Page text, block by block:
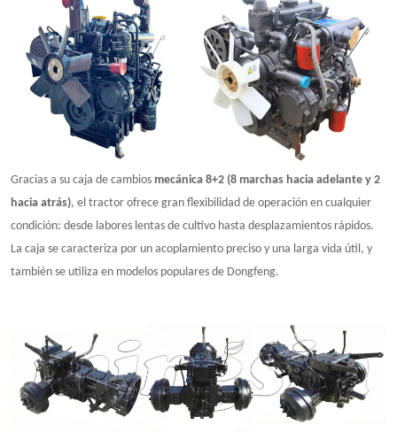
Gracias a su caja de cambios mecánica 8+2 (8 marchas hacia adelante y 2
hacia atrás), el tractor ofrece gran flexibilidad de operación en cualquier
condición: desde labores lentas de cultivo hasta desplazamientos rápidos.
La caja se caracteriza por un acoplamiento preciso y una larga vida útil, y
también se utiliza en modelos populares de Dongfeng.